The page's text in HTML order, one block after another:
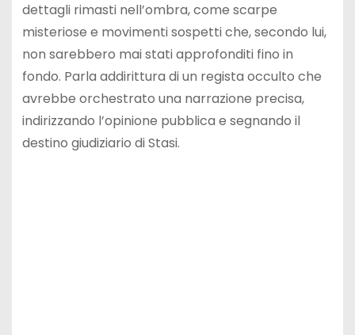
dettagli rimasti nell’ombra, come scarpe
misteriose e movimenti sospetti che, secondo lui,
non sarebbero mai stati approfonditi fino in
fondo. Parla addirittura di un regista occulto che
avrebbe orchestrato una narrazione precisa,
indirizzando l’opinione pubblica e segnando il
destino giudiziario di Stasi.